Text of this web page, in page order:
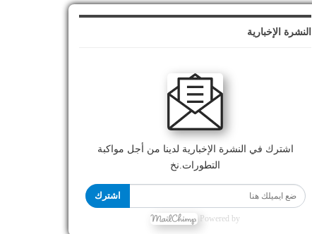
النشرة الإخبارية
اشترك في النشرة الإخبارية لدينا من أجل مواكبة
التطورات.نخ
اشترك
Powered by